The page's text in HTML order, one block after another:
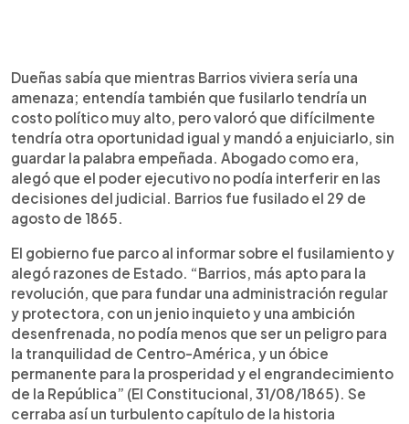
Dueñas sabía que mientras Barrios viviera sería una
amenaza; entendía también que fusilarlo tendría un
costo político muy alto, pero valoró que difícilmente
tendría otra oportunidad igual y mandó a enjuiciarlo, sin
guardar la palabra empeñada. Abogado como era,
alegó que el poder ejecutivo no podía interferir en las
decisiones del judicial. Barrios fue fusilado el 29 de
agosto de 1865.
El gobierno fue parco al informar sobre el fusilamiento y
alegó razones de Estado. “Barrios, más apto para la
revolución, que para fundar una administración regular
y protectora, con un jenio inquieto y una ambición
desenfrenada, no podía menos que ser un peligro para
la tranquilidad de Centro-América, y un óbice
permanente para la prosperidad y el engrandecimiento
de la República” (El Constitucional, 31/08/1865). Se
cerraba así un turbulento capítulo de la historia